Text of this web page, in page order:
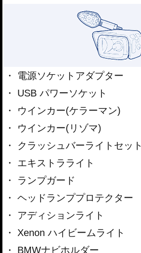
電源ソケットアダプター
USB パワーソケット
ウインカー(ケラーマン)
ウインカー(リゾマ)
クラッシュバーライトセット
エキストラライト
ランプガード
ヘッドランププロテクター
アディションライト
Xenon ハイビームライト
BMWナビホルダー